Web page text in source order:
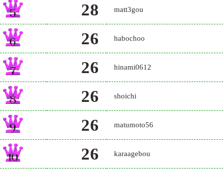
28 matt3gou
26 habochoo
26 hinami0612
26 shoichi
26 matumoto56
26 karaagebou